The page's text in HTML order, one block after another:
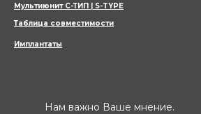
Мультиюнит С-ТИП | S-TYPE
Таблица совместимости
Имплантаты
Нам важно Ваше мнение.